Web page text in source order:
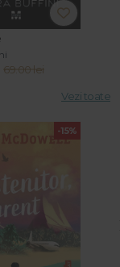
69.00 lei
Vezi toate
-15%